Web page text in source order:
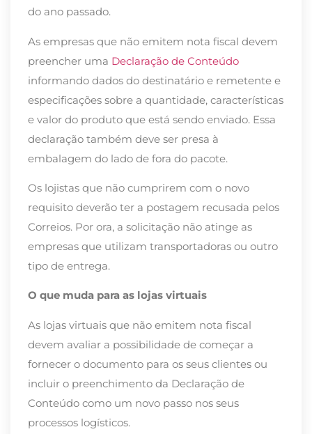
do ano passado.
As empresas que não emitem nota fiscal devem
preencher uma Declaração de Conteúdo
informando dados do destinatário e remetente e
especificações sobre a quantidade, características
e valor do produto que está sendo enviado. Essa
declaração também deve ser presa à
embalagem do lado de fora do pacote.
Os lojistas que não cumprirem com o novo
requisito deverão ter a postagem recusada pelos
Correios. Por ora, a solicitação não atinge as
empresas que utilizam transportadoras ou outro
tipo de entrega.
O que muda para as lojas virtuais
As lojas virtuais que não emitem nota fiscal
devem avaliar a possibilidade de começar a
fornecer o documento para os seus clientes ou
incluir o preenchimento da Declaração de
Conteúdo como um novo passo nos seus
processos logísticos.